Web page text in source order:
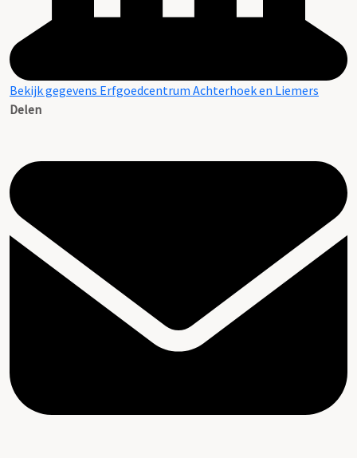
Bekijk gegevens Erfgoedcentrum Achterhoek en Liemers
Delen